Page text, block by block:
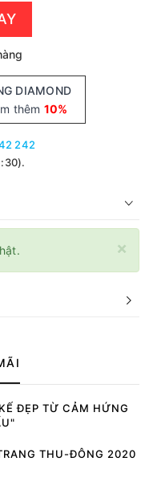
DIAMOND
thêm 10%
242
×
ĐẸP TỪ CẢM HỨNG
THU-ĐÔNG 2020